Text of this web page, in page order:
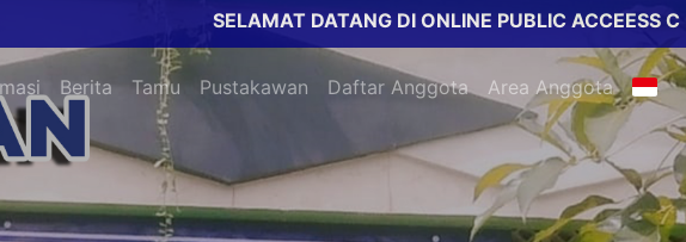
SELAMAT DATANG DI ONLINE PUBLIC ACCEESS
Berita Tamu Pustakawan Daftar Anggota Area Anggota